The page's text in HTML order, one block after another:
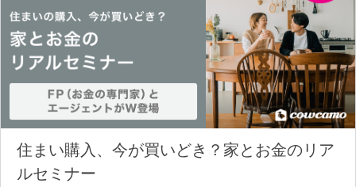
住まい購入、今が買いどき？家とお金のリア
ルセミナー